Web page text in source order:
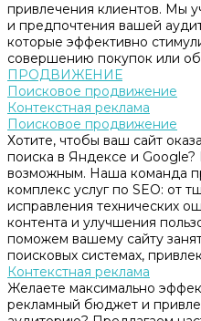
привлечения клиентов. Мы
и предпочтения вашей
которые эффективно
совершению покупок или
ПРОДВИЖЕНИЕ
Поисковое продвижение
Контекстная реклама
Поисковое продвижение
Хотите, чтобы ваш сайт
поиска в Яндексе и Google?
возможным. Наша команда
комплекс услуг по SEO: от
исправления технических
контента и улучшения
поможем вашему сайту
поисковых системах,
Контекстная реклама
Желаете максимально
рекламный бюджет и